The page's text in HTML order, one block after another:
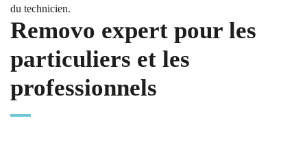
du technicien.
Removo expert pour les
particuliers et les
professionnels